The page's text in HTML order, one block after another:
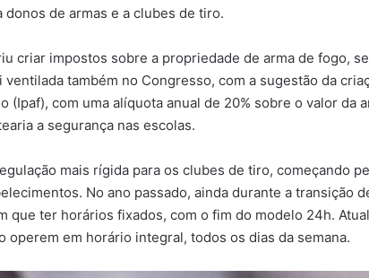
donos de armas e a clubes de tiro.
criar impostos sobre a propriedade de arma de fogo,
também no Congresso, com a sugestão da
(Ipaf), com uma alíquota anual de 20% sobre o valor da
a segurança nas escolas.
mais rígida para os clubes de tiro, começando
No ano passado, ainda durante a transição
que ter horários fixados, com o fim do modelo 24h.
em horário integral, todos os dias da semana.